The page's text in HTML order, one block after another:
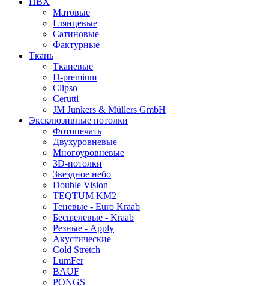
Матовые
Глянцевые
Сатиновые
Фактурные
Ткань
Тканевые
D-premium
Clipso
Cerutti
JM Junkers & Müllers GmbH
Эксклюзивные потолки
Фотопечать
Двухуровневые
Многоуровневые
3D-потолки
Звездное небо
Double Vision
TEQTUM KM2
Теневые - Euro Kraab
Бесщелевые - Kraab
Резные - Apply
Акустические
Cold Stretch
LumFer
BAUF
PONGS